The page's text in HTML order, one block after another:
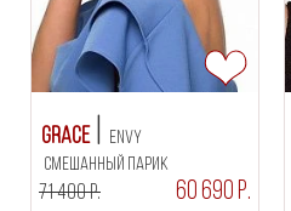
Grace
смешанный парик
Envy
71 400 Р. 60 690 Р.